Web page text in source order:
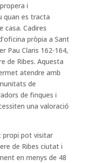
i
quan es tracta
casa. Cadires
pròpia a Sant
Pau Claris 162-164,
de Ribes. Aquesta
atendre amb
de
de finques i
una valoració
propi pot visitar
de Ribes ciutat i
en menys de 48